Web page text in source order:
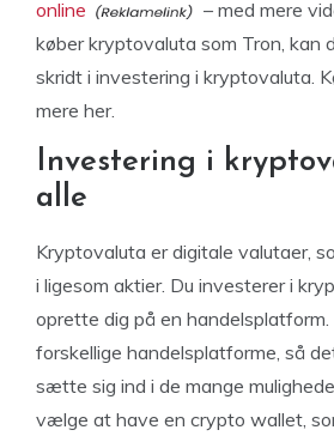
online
– med mere
køber kryptovaluta som Tron, kan
skridt i investering i kryptovaluta.
mere her.
Investering i
alle
Kryptovaluta er digitale valutaer,
i ligesom aktier. Du investerer i
oprette dig på en
forskellige handelsplatforme, så
sætte sig ind i de mange
vælge at have en crypto wallet,